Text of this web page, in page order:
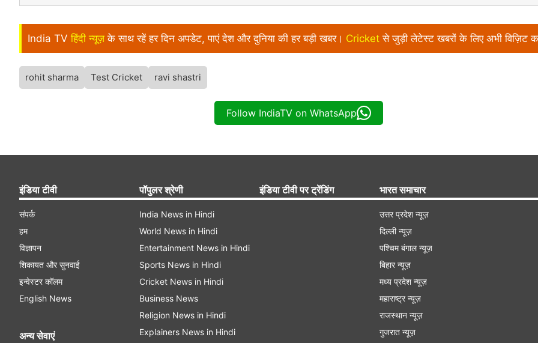
India TV हिंदी न्यूज़ के साथ रहें हर दिन अपडेट, पाएं देश और दुनिया की हर बड़ी खबर। Cricket से जुड़ी लेटेस्ट खबरों के लिए अभी विज़िट
rohit sharma Test Cricket ravi shastri
Follow IndiaTV on WhatsApp
इंडिया टीवी
संपर्क
हम
विज्ञापन
शिकायत और सुनवाई
इन्वेस्टर कॉलम
English News
अन्य सेवाएं
पॉपुलर श्रेणी
India News in Hindi
World News in Hindi
Entertainment News in Hindi
Sports News in Hindi
Cricket News in Hindi
Business News
Religion News in Hindi
Explainers News in Hindi
इंडिया टीवी पर ट्रेंडिंग भारत समाचार
उत्तर प्रदेश न्यूज़
दिल्ली न्यूज़
पश्चिम बंगाल न्यूज़
बिहार न्यूज़
मध्य प्रदेश न्यूज़
महाराष्ट्र न्यूज़
राजस्थान न्यूज़
गुजरात न्यूज़